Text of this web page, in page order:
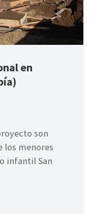
en
son
los menores
infantil San